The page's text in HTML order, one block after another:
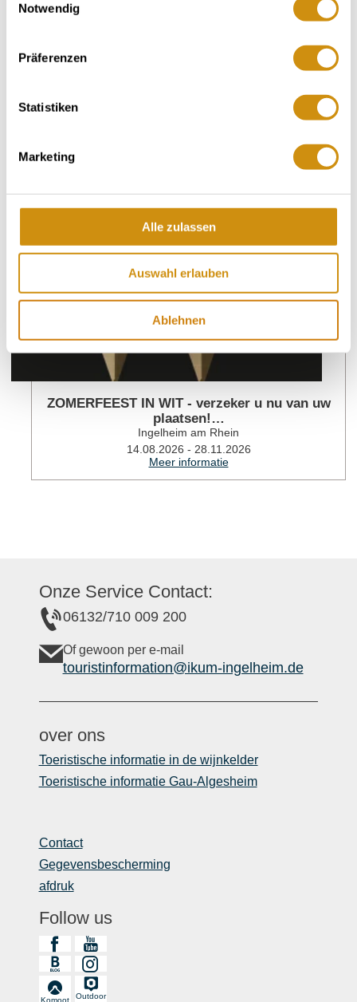
Notwendig
Präferenzen
Statistiken
Marketing
Alle zulassen
Auswahl erlauben
Ablehnen
VERANSTALTUNGSORT
KONTAKT
ZOMERFEEST IN WIT - verzeker u nu van uw
plaatsen!…
Ingelheim am Rhein
14.08.2026 - 28.11.2026
Meer informatie
Onze Service Contact:
06132/710 009 200
Of gewoon per e-mail
touristinformation@ikum-ingelheim.de
over ons
Toeristische informatie in de wijnkelder
Toeristische informatie Gau-Algesheim
Contact
Gegevensbescherming
afdruk
Follow us
Komoot
Outdoor